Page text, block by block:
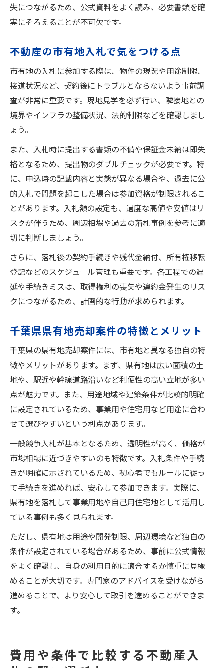
失につながるため、公式資料をよく読み、必要書類を確
実にそろえることが不可欠です。
不動産の市有地入札で気をつける点
市有地の入札に参加する際は、物件の現況や用途制限、
接道状況など、契約後にトラブルとならないよう事前調
査が非常に重要です。現地見学を必ず行い、隣接地との
境界やインフラの整備状況、法的制限などを確認しまし
ょう。
また、入札時に提出する書類の不備や保証金未納は即失
格となるため、提出物のダブルチェックが必要です。特
に、申込時の記載内容と実態が異なる場合や、過去に公
的入札で問題を起こした場合は参加資格が制限されるこ
とがあります。入札額の設定も、過度な高値や安値はリ
スクが伴うため、周辺相場や過去の落札事例を参考に適
切に判断しましょう。
さらに、落札後の契約手続きや残代金納付、所有権移転
登記などのスケジュール管理も重要です。各工程での遅
延や手続きミスは、取得権利の喪失や違約金発生のリス
クにつながるため、計画的な行動が求められます。
千葉県県有地売却案件の特徴とメリット
千葉県の県有地売却案件には、市有地と異なる独自の特
徴やメリットがあります。まず、県有地は広い面積の土
地や、駅近や幹線道路沿いなど利便性の高い立地が多い
点が魅力です。また、用途地域や建築条件が比較的明確
に設定されているため、事業用や住宅用など用途に合わ
せて選びやすいという利点があります。
一般競争入札が基本となるため、透明性が高く、価格が
市場相場に近づきやすいのも特徴です。入札条件や手続
きが明確に示されているため、初心者でもルールに従っ
て手続きを進めれば、安心して参加できます。実際に、
県有地を落札して事業用地や自己用住宅地として活用し
ている事例も多く見られます。
ただし、県有地は用途や開発制限、周辺環境など独自の
条件が設定されている場合があるため、事前に公式情報
をよく確認し、自身の利用目的に適合するか慎重に見極
めることが大切です。専門家のアドバイスを受けながら
進めることで、より安心して取引を進めることができま
す。
費用や条件で比較する不動産入